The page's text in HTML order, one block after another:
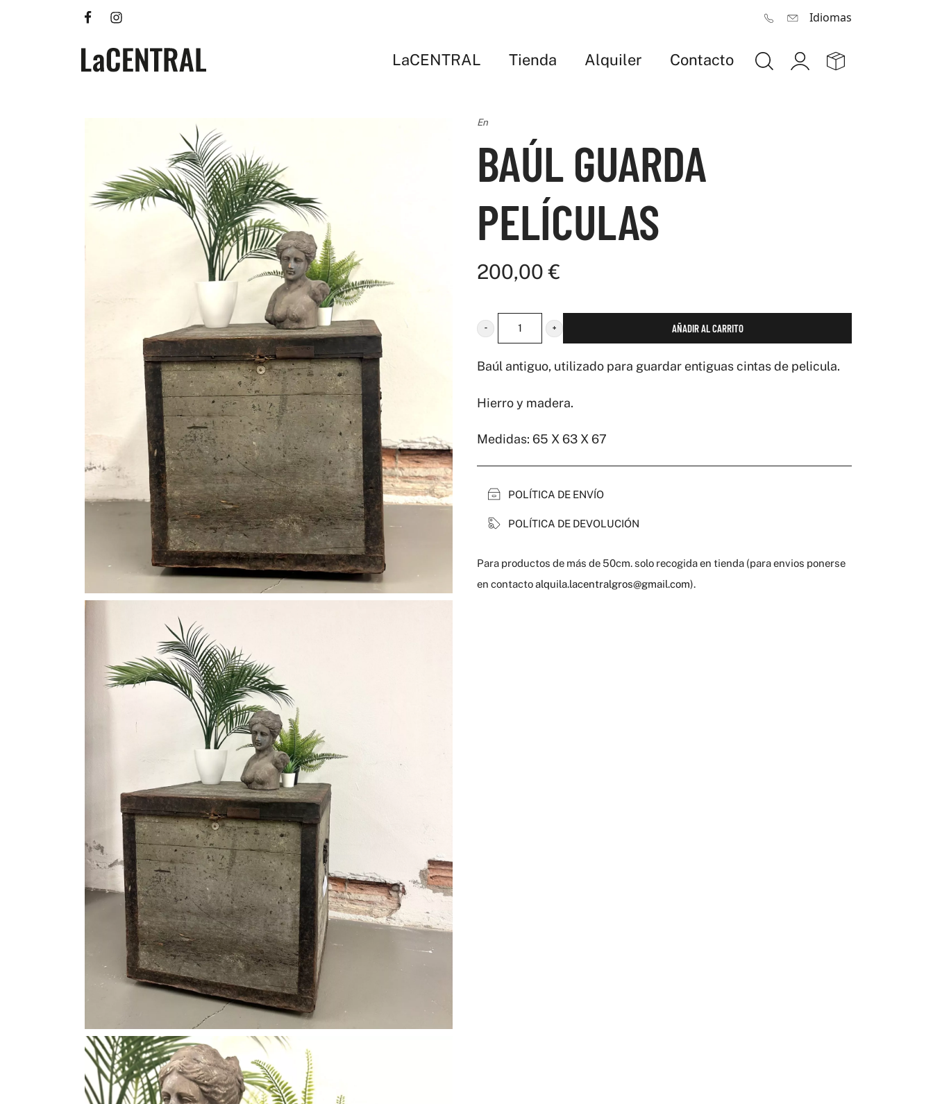
Idiomas
LaCENTRAL Tienda Alquiler Contacto
En
BAÚL GUARDA
PELÍCULAS
200,00€
BAÚL
GUARDA
cantidad
AÑADIR AL CARRITO
Baúl antiguo, utilizado para guardar entiguas cintas de pelicula.
Hierro y madera.
Medidas: 65 X 63 X 67
POLÍTICA DE ENVÍO
POLÍTICA DE DEVOLUCIÓN
Para productos de más de 50cm. solo recogida en tienda (para envios ponerse
en contactoalquila.lacentralgros@gmail.com).